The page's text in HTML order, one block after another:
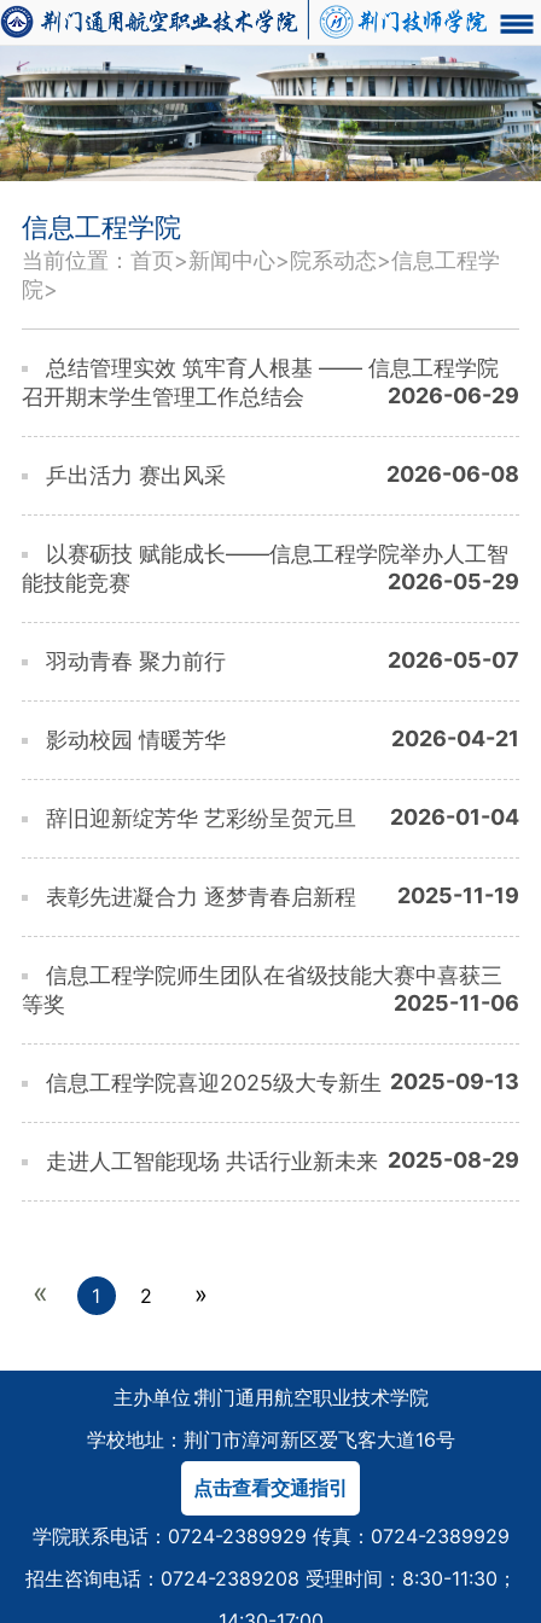
信息工程学院
当前位置：首页>新闻中心>院系动态>信息工程学
院>
总结管理实效 筑牢育人根基 —— 信息工程学院
召开期末学生管理工作总结会
2026-06-29
乒出活力 赛出风采 2026-06-08
以赛砺技 赋能成长——信息工程学院举办人工智
能技能竞赛
2026-05-29
羽动青春 聚力前行 2026-05-07
影动校园 情暖芳华 2026-04-21
辞旧迎新绽芳华 艺彩纷呈贺元旦 2026-01-04
表彰先进凝合力 逐梦青春启新程 2025-11-19
信息工程学院师生团队在省级技能大赛中喜获三
等奖
2025-11-06
信息工程学院喜迎2025级大专新生 2025-09-13
走进人工智能现场 共话行业新未来 2025-08-29
« 1 2 »
主办单位∶荆门通用航空职业技术学院
学校地址：荆门市漳河新区爱飞客大道16号
点击查看交通指引
学院联系电话：0724-2389929 传真：0724-2389929
招生咨询电话：0724-2389208 受理时间：8:30-11:30；